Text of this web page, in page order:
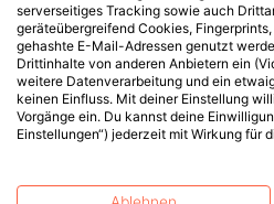
serverseitiges Tracking sowie auch
geräteübergreifend Cookies,
gehashte E-Mail-Adressen genutzt
Drittinhalte von anderen Anbietern ein
weitere Datenverarbeitung und ein
keinen Einfluss. Mit deiner Einstellung
Vorgänge ein. Du kannst deine
Einstellungen“) jederzeit mit Wirkung für